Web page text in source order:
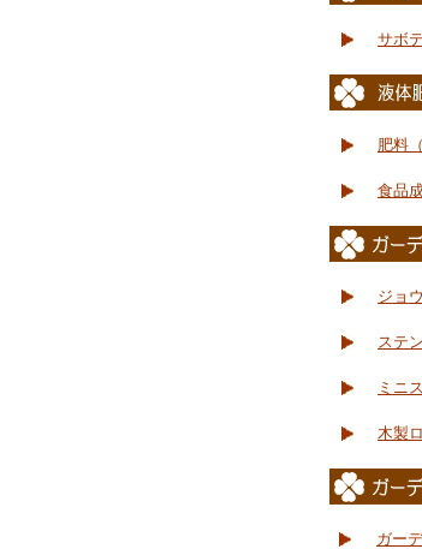
サボ
肥料
食品
ジョ
ステ
ミニ
木製
ガー